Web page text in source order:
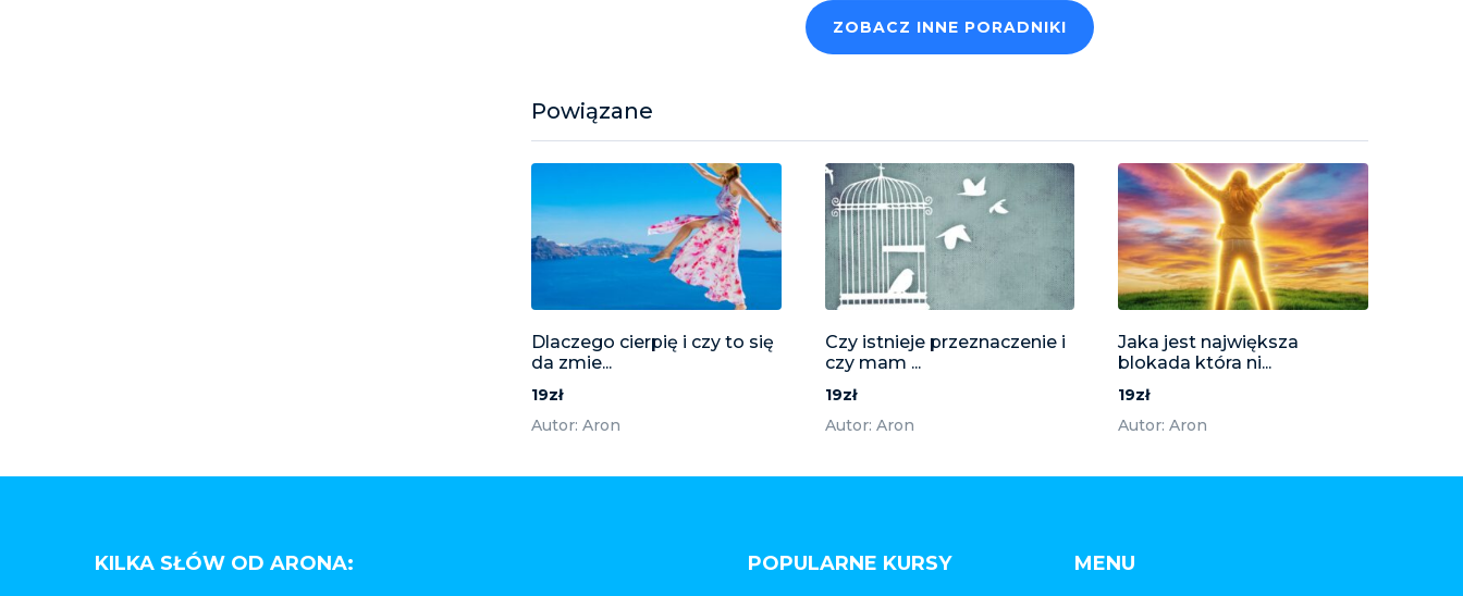
ZOBACZ INNE PORADNIKI
Powiązane
Dlaczego cierpię i czy to się
da zmie...
19zł
Autor: Aron
Czy istnieje przeznaczenie i
czy mam ...
19zł
Autor: Aron
Jaka jest największa
blokada która ni...
19zł
Autor: Aron
KILKA SŁÓW OD ARONA: POPULARNE KURSY MENU